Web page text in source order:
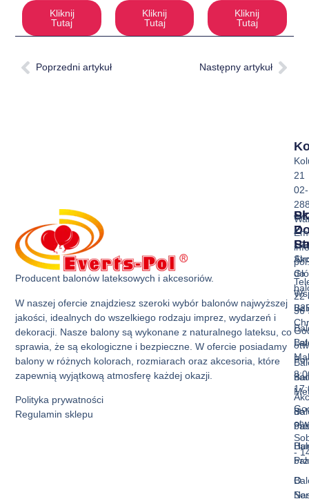
Kliknij
Tutaj
Kliknij
Tutaj
Kliknij
Tutaj
Poprzedni artykuł Następny artykuł
Producent balonów lateksowych i akcesoriów.
W naszej ofercie znajdziesz szeroki wybór balonów najwyższej
jakości, idealnych do wszelkiego rodzaju imprez, wydarzeń i
dekoracji. Nasze balony są wykonane z naturalnego lateksu, co
sprawia, że są ekologiczne i bezpieczne. W ofercie posiadamy
balony w różnych kolorach, rozmiarach oraz akcesoria, które
zapewnią wyjątkową atmosferę każdej okazji.
Polityka prywatności
Regulamin sklepu
Z
do
do
O
21
02-
22
36
-